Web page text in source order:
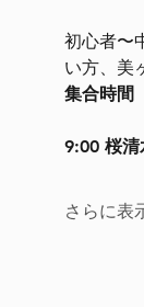
初心者〜
い方、美
集合時間
9:00 桜清
さらに表